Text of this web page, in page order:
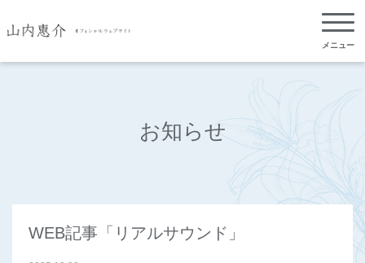
メニュー
お知らせ
WEB記事「リアルサウンド」